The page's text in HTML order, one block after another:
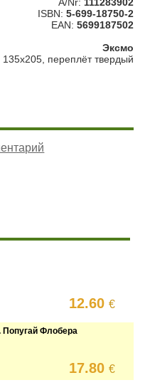
A/Nr: 111283902
ISBN: 5-699-18750-2
EAN: 5699187502
Эксмо
переплёт твердый
12.60€
Попугай Флобера
17.80€